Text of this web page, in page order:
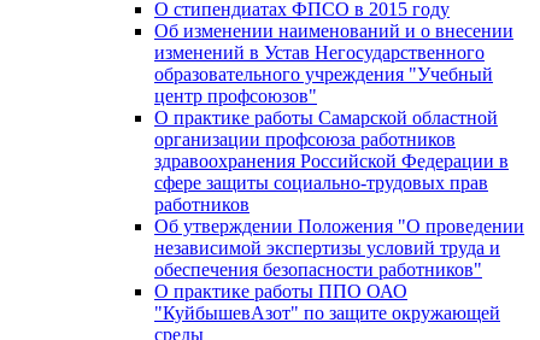
О стипендиатах ФПСО в 2015 году
Об изменении наименований и о внесении
изменений в Устав Негосударственного
образовательного учреждения "Учебный
центр профсоюзов"
О практике работы Самарской областной
организации профсоюза работников
здравоохранения Российской Федерации в
сфере защиты социально-трудовых прав
работников
Об утверждении Положения "О проведении
независимой экспертизы условий труда и
обеспечения безопасности работников"
О практике работы ППО ОАО
"КуйбышевАзот" по защите окружающей
среды